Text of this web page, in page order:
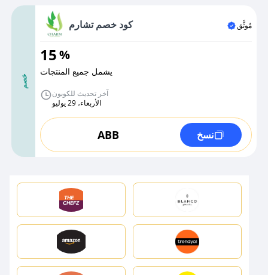
خصم
كود خصم تشارم مُوثَّق
15%
يشمل جميع المنتجات
آخر تحديث للكوبون
الأربعاء، 29 يوليو
ABB نسخ